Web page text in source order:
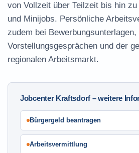
von Vollzeit über Teilzeit bis hin
und Minijobs. Persönliche
zudem bei Bewerbungsunterlagen,
Vorstellungsgesprächen und der
regionalen Arbeitsmarkt.
Jobcenter Kraftsdorf – weitere
Bürgergeld beantragen
Arbeitsvermittlung